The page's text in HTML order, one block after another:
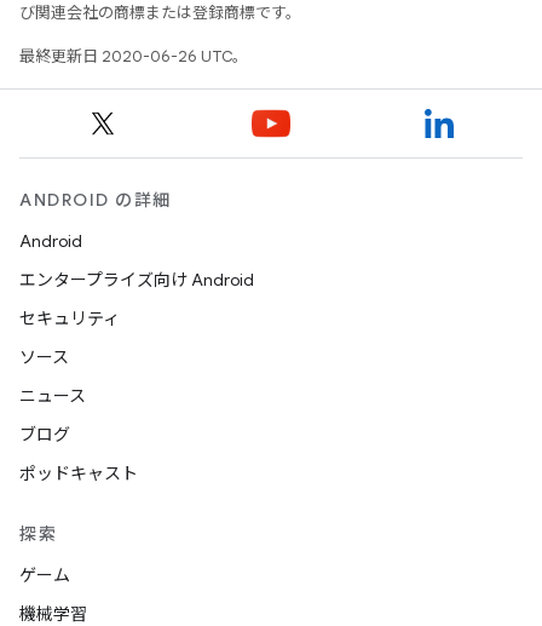
び関連会社の商標または登録商標です。
最終更新日 2020-06-26 UTC。
ANDROID の詳細
Android
エンタープライズ向け Android
セキュリティ
ソース
ニュース
ブログ
ポッドキャスト
探索
ゲーム
機械学習